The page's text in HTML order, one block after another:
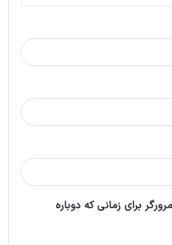
برای زمانی که دوباره